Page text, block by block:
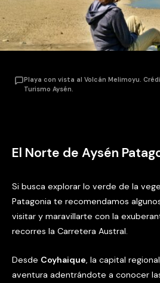
Playa con vista al Volcán Melimoyu.
Turismo Aysén.
El Norte de Aysén
Si busca explorar lo verde de la
Patagonia te recomendamos
visitar y maravillarte con la
recorres la Carretera Austral.
Desde Coyhaique , la capital
aventura adentrándote a conocer